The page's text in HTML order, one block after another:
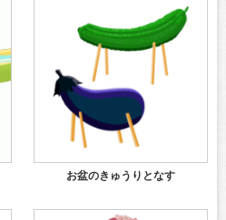
お盆のきゅうりとなす